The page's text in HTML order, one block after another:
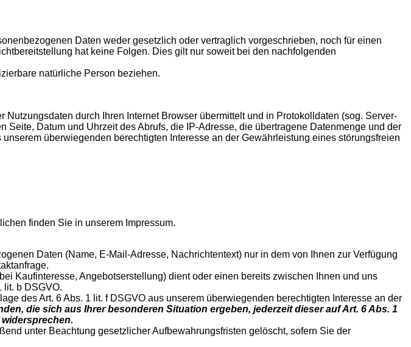
Daten weder gesetzlich oder vertraglich vorgeschrieben, noch für einen
hat keine Folgen. Dies gilt nur soweit bei den nachfolgenden
natürliche Person beziehen.
durch Ihren Internet Browser übermittelt und in Protokolldaten (sog. Server-
Datum und Uhrzeit des Abrufs, die IP-Adresse, die übertragene Datenmenge und der
überwiegenden berechtigten Interesse an der Gewährleistung eines störungsfreien
finden Sie in unserem Impressum.
Daten (Name, E-Mail-Adresse, Nachrichtentext) nur in dem von Ihnen zur Verfügung
Kaufinteresse, Angebotserstellung) dient oder einen bereits zwischen Ihnen und uns
lit. b DSGVO.
des Art. 6 Abs. 1 lit. f DSGVO aus unserem überwiegenden berechtigten Interesse an der
die sich aus Ihrer besonderen Situation ergeben, jederzeit dieser auf Art. 6 Abs. 1
unter Beachtung gesetzlicher Aufbewahrungsfristen gelöscht, sofern Sie der